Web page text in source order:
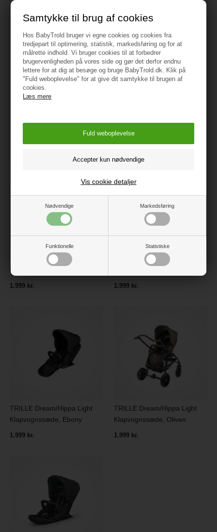
Samtykke til brug af cookies
Hos BabyTrold bruger vi egne cookies og cookies fra
tredjepart til optimering, statistik, markedsføring og for at
målrette indhold. Vi bruger cookies til at forbedrer
brugervenligheden på vores side og gør det derfor endnu
lettere for at dig at besøge og bruge BabyTrold.dk. Klik på
"Fuld weboplevelse" for at give dit samtykke til brugen af
cookies.
Læs mere
Nødvendige Markedsføring
Funktionelle Statistiske
Vis cookie detaljer
Vægt: 6 kg
Vis alle specifikationer
Vejledning
Måske er du også interesseret i
følgende produkter
TRILLE Dream/Hippa Light
Klapvognssæde, Chocolate
1.999 kr.
TRILLE Dream/Hippa Light
1.999 kr.
TRILLE Dream/Hippa Light
Klapvognssæde, Ebony
1.999 kr.
TRILLE Dream/Hippa Light
Klapvognssæde, Oliven
1.999 kr.